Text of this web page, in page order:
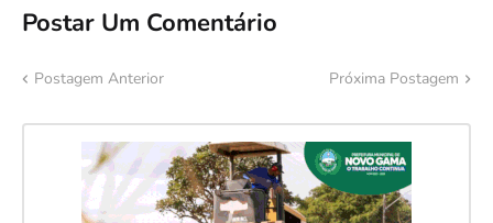
Postar Um Comentário
Postagem Anterior Próxima Postagem